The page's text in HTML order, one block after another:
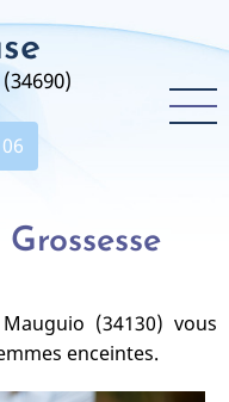
(34130) vous
enceintes.